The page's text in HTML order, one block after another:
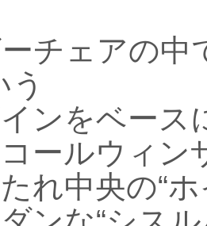
チェアの中
ンをベース
ールウィン
れ中央の“